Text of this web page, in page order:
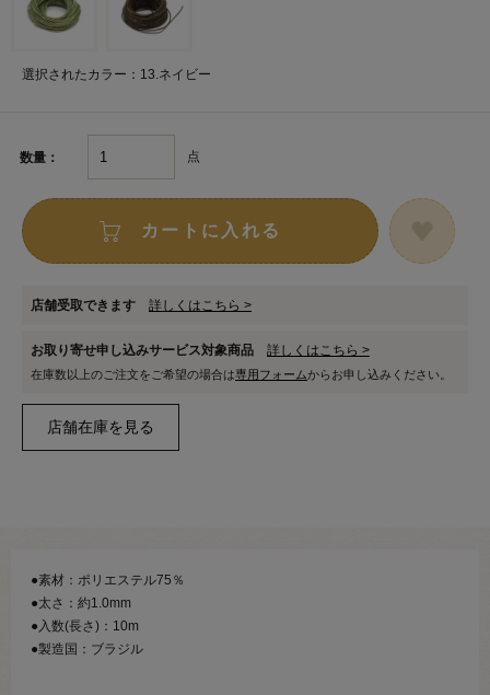
選択されたカラー：13.ネイビー
数量： 点
カートに入れる
店舗受取できます 詳しくはこちら >
お取り寄せ申し込みサービス対象商品 詳しくはこちら >
在庫数以上のご注文をご希望の場合は専用フォームからお申し込みください。
●素材：ポリエステル75％
●太さ：約1.0mm
●入数(長さ)：10m
●製造国：ブラジル